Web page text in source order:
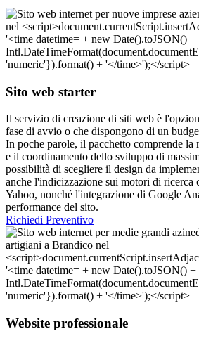
Sito web starter
Il servizio di creazione di siti web è
fase di avvio o che dispongono di un
In poche parole, il pacchetto comprende la
e il coordinamento dello sviluppo di
possibilità di scegliere il design da
anche l'indicizzazione sui motori di ricerca
Yahoo, nonché l'integrazione di Google
performance del sito.
Richiedi Preventivo
Website professionale